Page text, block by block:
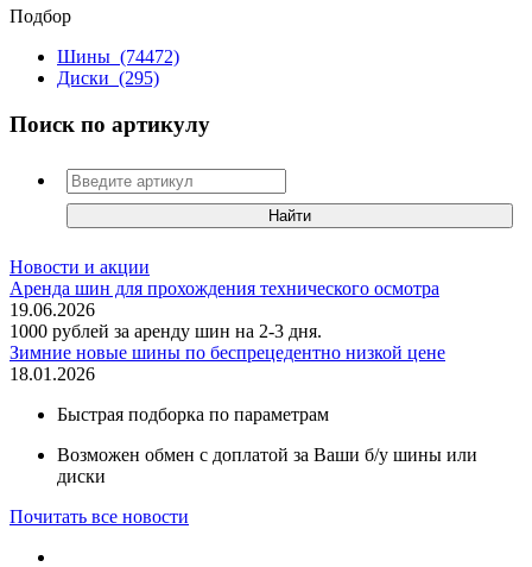
Подбор
Шины (74472)
Диски (295)
Поиск по артикулу
Новости и акции
Аренда шин для прохождения технического осмотра
19.06.2026
1000 рублей за аренду шин на 2-3 дня.
Зимние новые шины по беспрецедентно низкой цене
18.01.2026
Быстрая подборка по параметрам
Возможен обмен с доплатой за Ваши б/у шины или
диски
Почитать все новости